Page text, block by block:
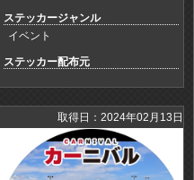
ステッカージャンル
イベント
ステッカー配布元
取得日：2024年02月13日